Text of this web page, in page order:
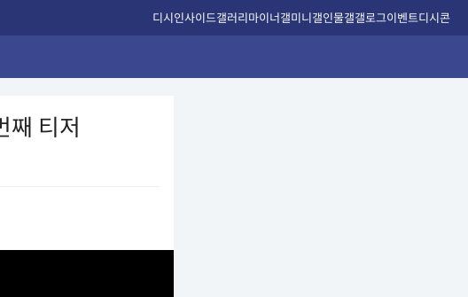
디시인사이드갤러리마이너갤미니갤인물갤갤로그이벤트디시콘
째 티저